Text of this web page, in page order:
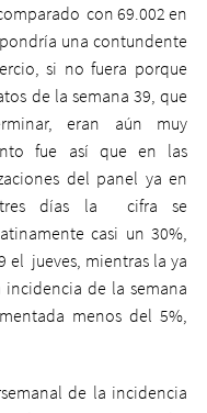
con 69.002 en
una contundente
si no fuera porque
de la semana 39, que
eran aún muy
fue así que en las
del panel ya en
tres días la  cifra se
casi un 30%,
el  jueves, mientras la ya
incidencia de la semana
menos del 5%,
de la incidencia